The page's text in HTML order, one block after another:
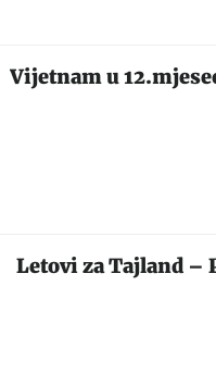
Vijetnam u
Letovi za Tajland –